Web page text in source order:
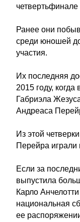
Ранее они
среди юношей
участия.
Их последняя
2015 году,
Габриэла
Андреаса
Из этой
Перейра играли
Если за
выпустила
Карло Анчелотти
национальная
ее